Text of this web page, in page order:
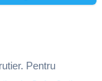
Pentru